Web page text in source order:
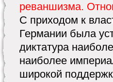
реваншизма.
С приходом к
Германии была
диктатура
наиболее
широкой